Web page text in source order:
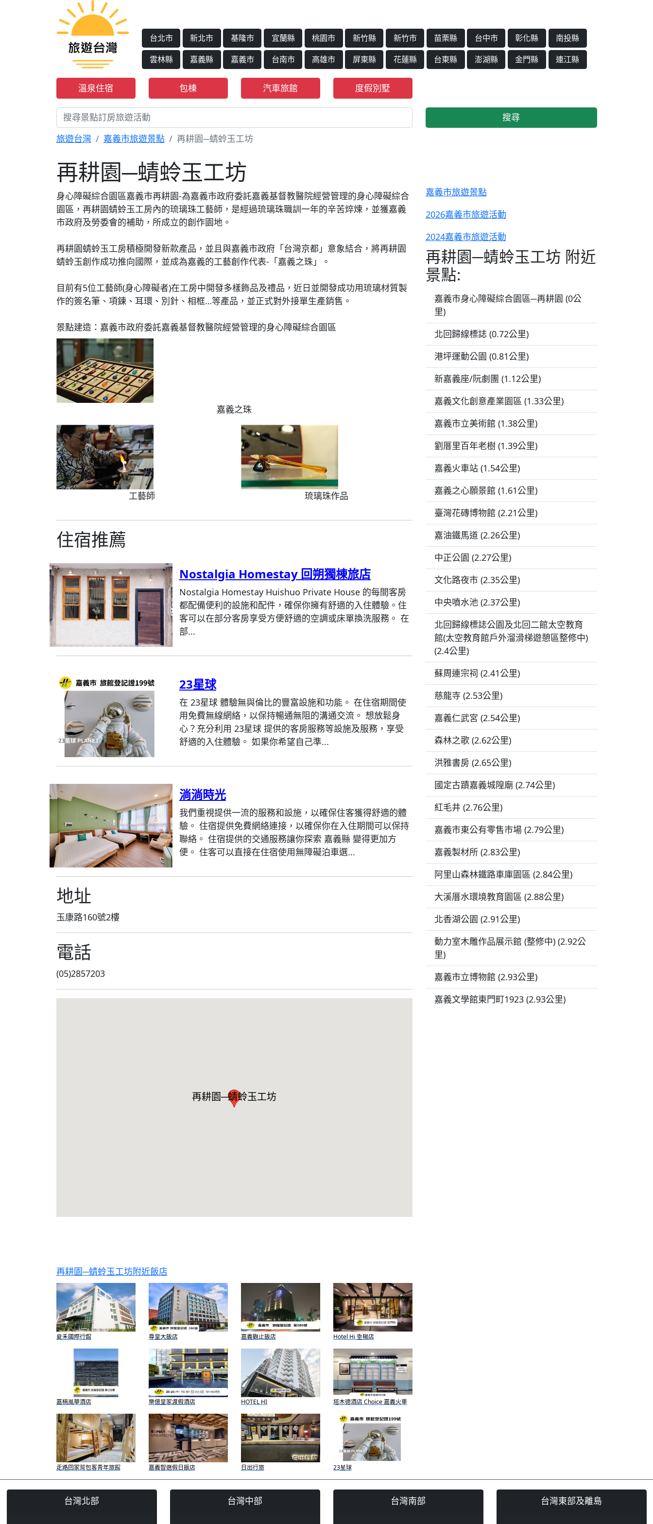
台北市 新北市 基隆市 宜蘭縣 桃園市 新竹縣 新竹市 苗栗縣 台中市 彰化縣
南投縣
雲林縣
嘉義縣 嘉義市 台南市 高雄市 屏東縣 花蓮縣 台東縣 澎湖縣 金門縣 連江縣
溫泉住宿 包棟 汽車旅館 度假別墅
搜尋
旅遊台灣
嘉義市旅遊景點 再耕園─蜻蛉玉工坊
再耕園─蜻蛉玉工坊
身心障礙綜合園區嘉義市再耕園-為嘉義市政府委託嘉義基督教醫院經營管理的身心障礙綜合
園區，再耕園蜻蛉玉工房內的琉璃珠工藝師，是經過琉璃珠職訓一年的辛苦焠煉，並獲嘉義
市政府及勞委會的補助，所成立的創作園地。
再耕園蜻蛉玉工房積極開發新款產品，並且與嘉義市政府「台灣京都」意象結合，將再耕園
蜻蛉玉創作成功推向國際，並成為嘉義的工藝創作代表-「嘉義之珠」。
目前有5位工藝師(身心障礙者)在工房中開發多樣飾品及禮品，近日並開發成功用琉璃材質製
作的簽名筆、項鍊、耳環、別針、相框…等產品，並正式對外接單生產銷售。
景點建造：嘉義市政府委託嘉義基督教醫院經營管理的身心障礙綜合園區
嘉義之珠
工藝師 琉璃珠作品
住宿推薦
Nostalgia Homestay 回朔獨棟旅店
Nostalgia Homestay Huishuo Private House 的每間客房
都配備便利的設施和配件，確保你擁有舒適的入住體驗。住
客可以在部分客房享受方便舒適的空調或床單換洗服務。 在
部...
23星球
在 23星球 體驗無與倫比的豐富設施和功能。 在住宿期間使
用免費無線網絡，以保持暢通無阻的溝通交流。 想放鬆身
心？充分利用 23星球 提供的客房服務等設施及服務，享受
舒適的入住體驗。 如果你希望自己準...
淌淌時光
我們重視提供一流的服務和設施，以確保住客獲得舒適的體
驗。 住宿提供免費網絡連接，以確保你在入住期間可以保持
聯絡。 住宿提供的交通服務讓你探索 嘉義縣 變得更加方
便。 住客可以直接在住宿使用無障礙泊車選...
地址
玉康路160號2樓
電話
(05)2857203
再耕園─蜻蛉玉工坊
再耕園─蜻蛉玉工坊附近飯店
夏禾國際行舘 尊皇大飯店 嘉義觀止飯店 Hotel Hi 垂楊店
嘉楠風華酒店 樂億皇家渡假酒店 HOTEL HI 塔木德酒店 Choice 嘉義火車
站館
走路回家背包客青年旅館 嘉義智選假日飯店 日出行旅 23星球
嘉義市旅遊景點
2026嘉義市旅遊活動
2024嘉義市旅遊活動
再耕園─蜻蛉玉工坊 附近
景點:
嘉義市身心障礙綜合園區─再耕園 (0公
里)
北回歸線標誌 (0.72公里)
港坪運動公園 (0.81公里)
新嘉義座/阮劇團 (1.12公里)
嘉義文化創意產業園區 (1.33公里)
嘉義市立美術館 (1.38公里)
劉厝里百年老樹 (1.39公里)
嘉義火車站 (1.54公里)
嘉義之心願景館 (1.61公里)
臺灣花磚博物館 (2.21公里)
嘉油鐵馬道 (2.26公里)
中正公園 (2.27公里)
文化路夜市 (2.35公里)
中央噴水池 (2.37公里)
北回歸線標誌公園及北回二館太空教育
館(太空教育館戶外溜滑梯遊憩區整修中)
(2.4公里)
蘇周連宗祠 (2.41公里)
慈龍寺 (2.53公里)
嘉義仁武宮 (2.54公里)
森林之歌 (2.62公里)
洪雅書房 (2.65公里)
國定古蹟嘉義城隍廟 (2.74公里)
紅毛井 (2.76公里)
嘉義市東公有零售市場 (2.79公里)
嘉義製材所 (2.83公里)
阿里山森林鐵路車庫園區 (2.84公里)
大溪厝水環境教育園區 (2.88公里)
北香湖公園 (2.91公里)
動力室木雕作品展示館 (整修中) (2.92公
里)
嘉義市立博物館 (2.93公里)
嘉義文學館東門町1923 (2.93公里)
台灣北部 台灣中部 台灣南部 台灣東部及離島